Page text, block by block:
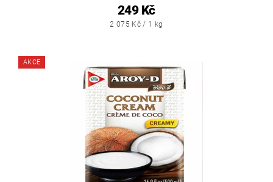
249 Kč
2 075 Kč / 1 kg
AKCE